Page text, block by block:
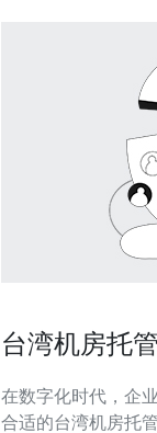
台湾机房托
在数字化时代，企
合适的台湾机房托